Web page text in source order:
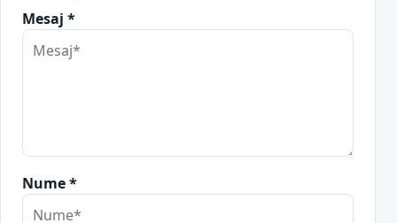
Mesaj *
Nume *